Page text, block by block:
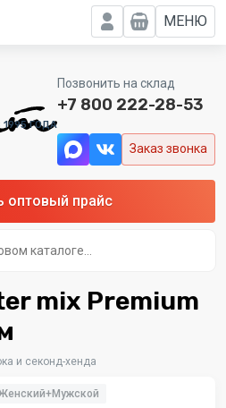
МЕНЮ
1995 ГОДА
Позвонить на склад
+7 800 222-28-53
Заказ звонка
оптовый прайс
mix Premium
и секонд-хенда